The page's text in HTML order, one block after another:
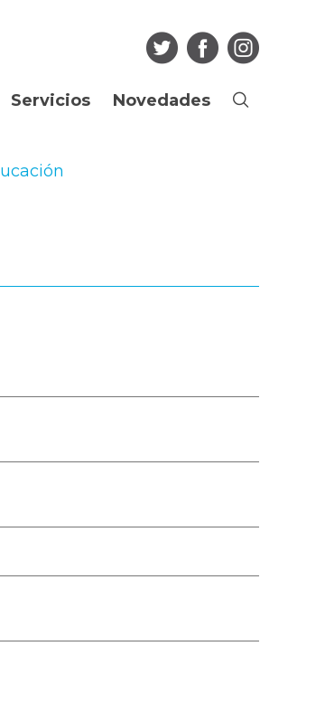
Servicios
Guia de Trámites
Portal del Empleado
Boleta de Sueldo
Novedades